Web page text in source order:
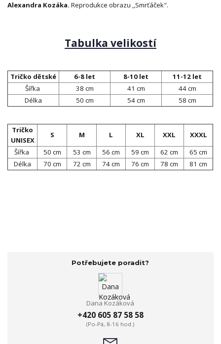
Alexandra Kozáka. Reprodukce obrazu ,,Smrťáček".
Tabulka velikostí
Tričko dětské 6-8 let 8-10 let
11-12 let
Šířka
38 cm 41 cm
44 cm
Délka
50 cm 54 cm 58 cm
Tričko
UNISEX
S M L XL XXL
XXXL
Šířka
50 cm 53 cm 56 cm 59 cm 62 cm
65 cm
Délka
70 cm 72 cm 74 cm 76 cm 78 cm 81 cm
Potřebujete poradit?
Dana Kozáková
+420 605 87 58 58
(Po-Pá, 8-16 hod.)